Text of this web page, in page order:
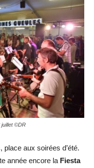
juillet ©DR
aux soirées d’été.
année encore la Fiesta